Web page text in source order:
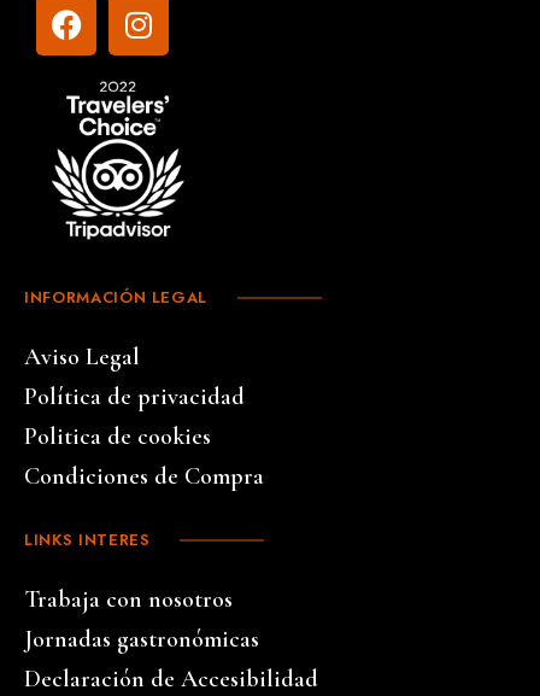
INFORMACIÓN LEGAL
Aviso Legal
Política de privacidad
Politica de cookies
Condiciones de Compra
LINKS INTERES
Trabaja con nosotros
Jornadas gastronómicas
Declaración de Accesibilidad